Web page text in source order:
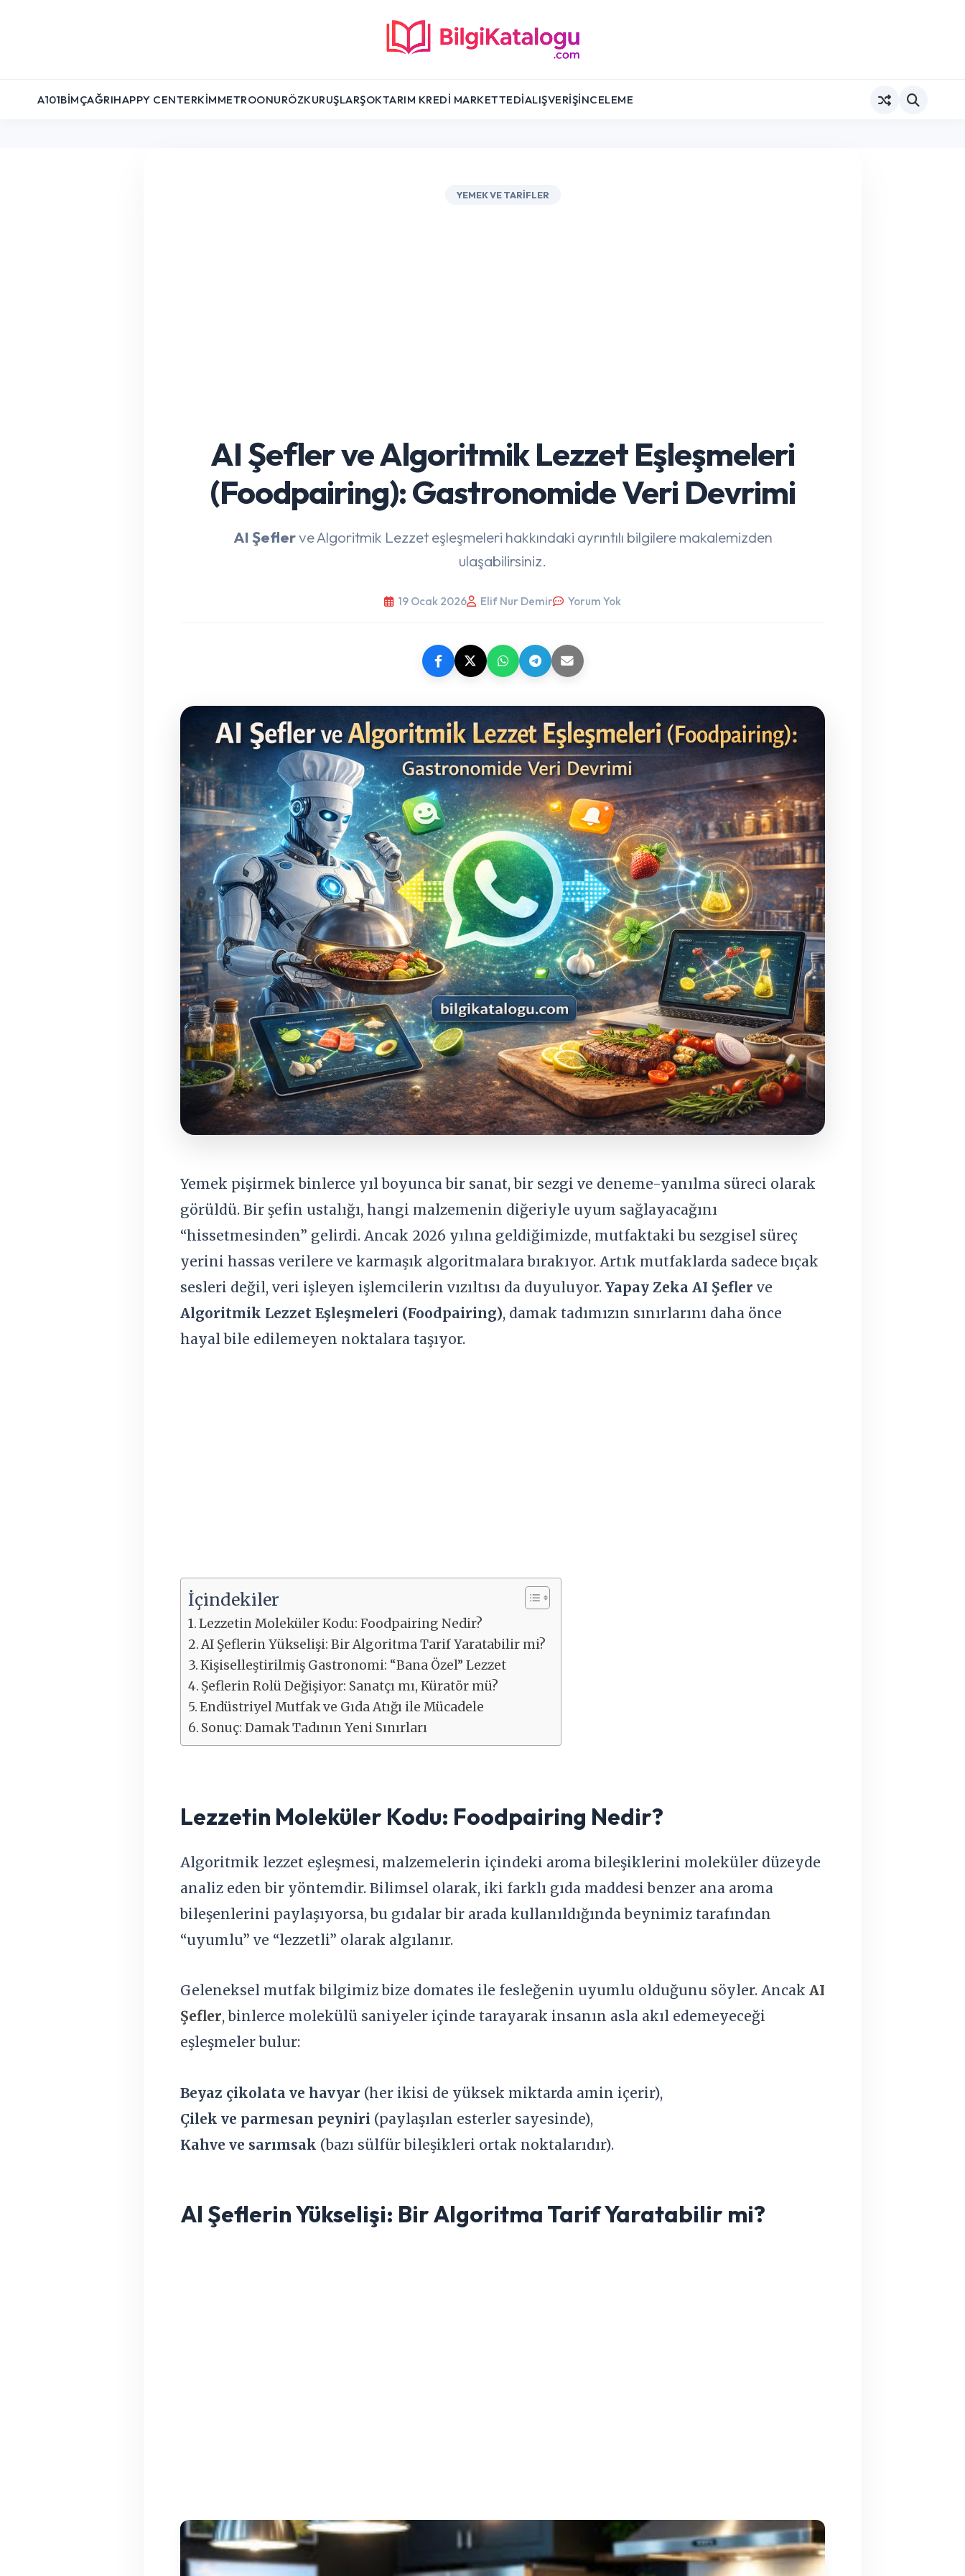
A101BIMÇAĞRIHAPPY CENTERKIMMETROONURÖZKURUŞLARŞOKTARIM KREDI MARKETTEDIALIŞVERIŞİNCELEME
YEMEK VE TARIFLER
AI Şefler ve Algoritmik Lezzet Eşleşmeleri
(Foodpairing): Gastronomide Veri Devrimi
AI Şeflerve Algoritmik Lezzet eşleşmeleri hakkındaki ayrıntılı bilgilere makalemizden
ulaşabilirsiniz.
19 Ocak 2026 Elif Nur Demir Yorum Yok
Yemek pişirmek binlerce yıl boyunca bir sanat, bir sezgi ve deneme-yanılma süreci olarak
görüldü. Bir şefin ustalığı, hangi malzemenin diğeriyle uyum sağlayacağını
“hissetmesinden” gelirdi. Ancak 2026 yılına geldiğimizde, mutfaktaki bu sezgisel süreç
yerini hassas verilere ve karmaşık algoritmalara bırakıyor. Artık mutfaklarda sadece bıçak
sesleri değil, veri işleyen işlemcilerin vızıltısı da duyuluyor. Yapay Zeka AI Şefler ve
Algoritmik Lezzet Eşleşmeleri (Foodpairing), damak tadımızın sınırlarını daha önce
hayal bile edilemeyen noktalara taşıyor.
İçindekiler
Lezzetin Moleküler Kodu: Foodpairing Nedir?
AI Şeflerin Yükselişi: Bir Algoritma Tarif Yaratabilir mi?
Kişiselleştirilmiş Gastronomi: “Bana Özel” Lezzet
Şeflerin Rolü Değişiyor: Sanatçı mı, Küratör mü?
Endüstriyel Mutfak ve Gıda Atığı ile Mücadele
Sonuç: Damak Tadının Yeni Sınırları
Lezzetin Moleküler Kodu: Foodpairing Nedir?
Algoritmik lezzet eşleşmesi, malzemelerin içindeki aroma bileşiklerini moleküler düzeyde
analiz eden bir yöntemdir. Bilimsel olarak, iki farklı gıda maddesi benzer ana aroma
bileşenlerini paylaşıyorsa, bu gıdalar bir arada kullanıldığında beynimiz tarafından
“uyumlu” ve “lezzetli” olarak algılanır.
Geleneksel mutfak bilgimiz bize domates ile fesleğenin uyumlu olduğunu söyler. Ancak AI
Şefler, binlerce molekülü saniyeler içinde tarayarak insanın asla akıl edemeyeceği
eşleşmeler bulur:
Beyaz çikolata ve havyar (her ikisi de yüksek miktarda amin içerir),
Çilek ve parmesan peyniri (paylaşılan esterler sayesinde),
Kahve ve sarımsak (bazı sülfür bileşikleri ortak noktalarıdır).
AI Şeflerin Yükselişi: Bir Algoritma Tarif Yaratabilir mi?